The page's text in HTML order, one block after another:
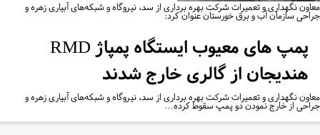
نگهداری و تعمیرات شرکت بهره برداری از سد، نیروگاه و شبکه‌های آبیاری زهره و
سازمان آب و برق خورستان عنوان کرد:
پمپ های معیوب ایستگاه پمپاژ RMD
هندیجان از گالری خارج شدند
نگهداری و تعمیرات شرکت بهره برداری از سد، نیروگاه و شبکه‌های آبیاری زهره و
از خارج نمودن دو پمپ سقوط کرده…